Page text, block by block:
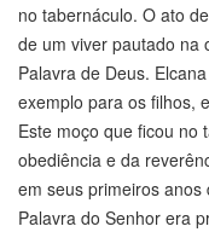
no tabernáculo. O ato
de um viver pautado na
Palavra de Deus.
exemplo para os filhos,
Este moço que ficou no
obediência e da
em seus primeiros
Palavra do Senhor era